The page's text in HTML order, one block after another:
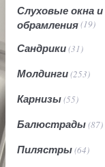
Слуховые окна и
обрамления(19)
Сандрики(31)
Молдинги(253)
Карнизы(55)
Балюстрады(87)
Пилястры(64)